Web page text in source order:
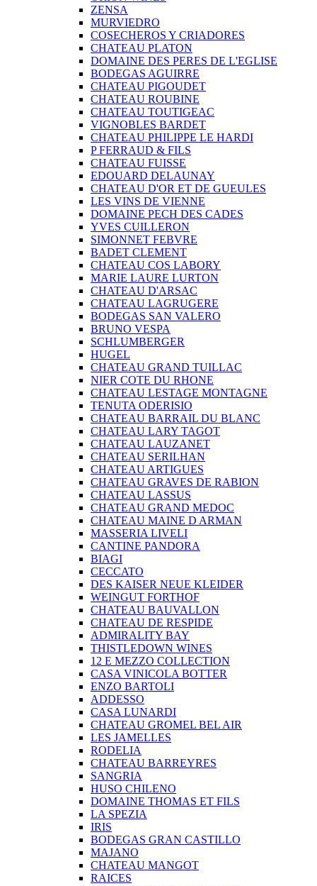
ZENSA
MURVIEDRO
COSECHEROS Y CRIADORES
CHATEAU PLATON
DOMAINE DES PERES DE L'EGLISE
BODEGAS AGUIRRE
CHATEAU PIGOUDET
CHATEAU ROUBINE
CHATEAU TOUTIGEAC
VIGNOBLES BARDET
CHATEAU PHILIPPE LE HARDI
P FERRAUD & FILS
CHATEAU FUISSE
EDOUARD DELAUNAY
CHATEAU D'OR ET DE GUEULES
LES VINS DE VIENNE
DOMAINE PECH DES CADES
YVES CUILLERON
SIMONNET FEBVRE
BADET CLEMENT
CHATEAU COS LABORY
MARIE LAURE LURTON
CHATEAU D'ARSAC
CHATEAU LAGRUGERE
BODEGAS SAN VALERO
BRUNO VESPA
SCHLUMBERGER
HUGEL
CHATEAU GRAND TUILLAC
NIER COTE DU RHONE
CHATEAU LESTAGE MONTAGNE
TENUTA ODERISIO
CHATEAU BARRAIL DU BLANC
CHATEAU LARY TAGOT
CHATEAU LAUZANET
CHATEAU SERILHAN
CHATEAU ARTIGUES
CHATEAU GRAVES DE RABION
CHATEAU LASSUS
CHATEAU GRAND MEDOC
CHATEAU MAINE D ARMAN
MASSERIA LIVELI
CANTINE PANDORA
BIAGI
CECCATO
DES KAISER NEUE KLEIDER
WEINGUT FORTHOF
CHATEAU BAUVALLON
CHATEAU DE RESPIDE
ADMIRALITY BAY
THISTLEDOWN WINES
12 E MEZZO COLLECTION
CASA VINICOLA BOTTER
ENZO BARTOLI
ADDESSO
CASA LUNARDI
CHATEAU GROMEL BEL AIR
LES JAMELLES
RODELIA
CHATEAU BARREYRES
SANGRIA
HUSO CHILENO
DOMAINE THOMAS ET FILS
LA SPEZIA
IRIS
BODEGAS GRAN CASTILLO
MAJANO
CHATEAU MANGOT
RAICES